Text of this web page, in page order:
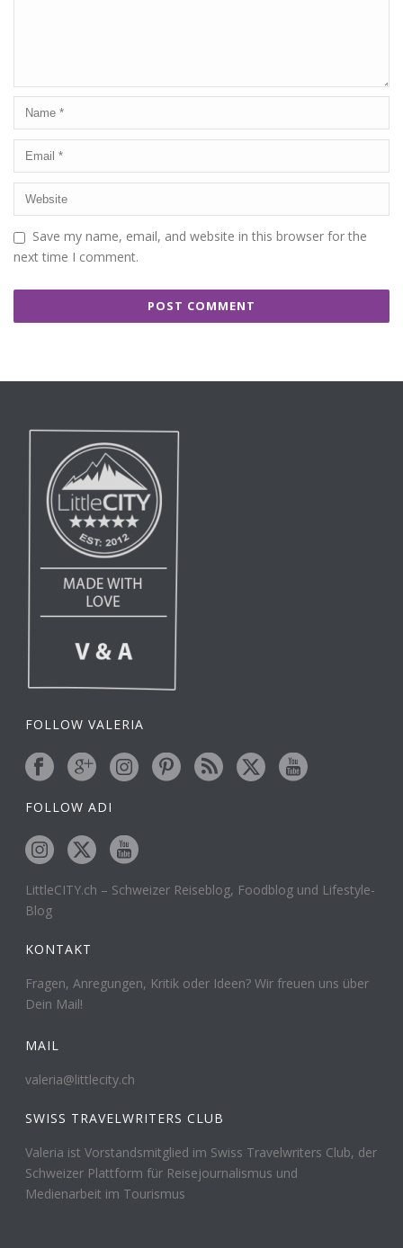
Save my name, email, and website in this browser for the
next time I comment.
FOLLOW VALERIA
FOLLOW ADI
LittleCITY.ch – Schweizer Reiseblog, Foodblog und Lifestyle-
Blog
KONTAKT
Fragen, Anregungen, Kritik oder Ideen? Wir freuen uns über
Dein Mail!
MAIL
valeria@littlecity.ch
SWISS TRAVELWRITERS CLUB
Valeria ist Vorstandsmitglied im Swiss Travelwriters Club, der
Schweizer Plattform für Reisejournalismus und
Medienarbeit im Tourismus